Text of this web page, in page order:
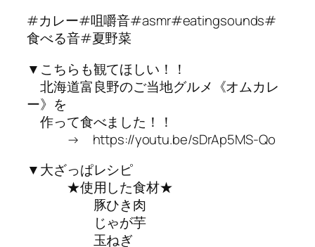
#カレー#咀嚼音#asmr#eatingsounds#
食べる音#夏野菜
▼こちらも観てほしい！！
北海道富良野のご当地グルメ《オムカレ
ー》を
作って食べました！！
→ https://youtu.be/sDrAp5MS-Qo
▼大ざっぱレシピ
★使用した食材★
豚ひき肉
じゃが芋
玉ねぎ